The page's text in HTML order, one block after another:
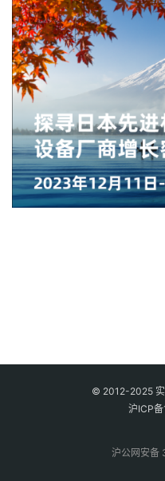
© 2012-2025 实
沪ICP
沪公网安备